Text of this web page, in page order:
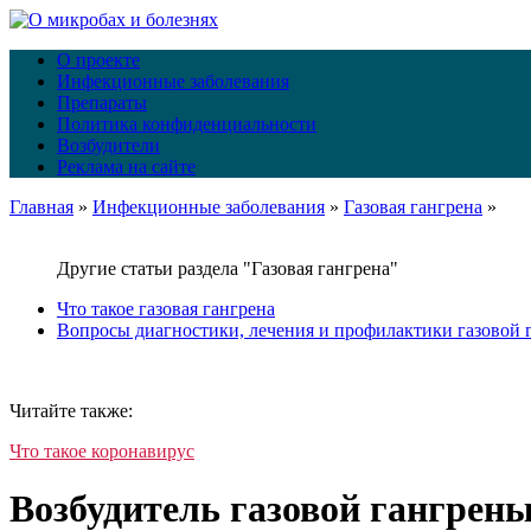
О проекте
Инфекционные заболевания
Препараты
Политика конфиденциальности
Возбудители
Реклама на сайте
Главная » Инфекционные заболевания » Газовая гангрена »
Другие статьи раздела "Газовая гангрена"
Что такое газовая гангрена
Вопросы диагностики, лечения и профилактики газовой
Читайте также:
Что такое коронавирус
Возбудитель газовой